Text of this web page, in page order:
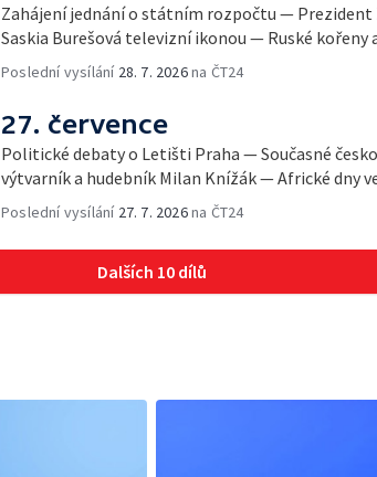
Zahájení jednání o státním rozpočtu —
Saskia Burešová televizní ikonou — Ruské kořeny
Poslední vysílání 28. 7. 2026na ČT24
27. července
Politické debaty o Letišti Praha — Současné
výtvarník a hudebník Milan Knížák — Africké dny
Poslední vysílání 27. 7. 2026na ČT24
Dalších 10 dílů